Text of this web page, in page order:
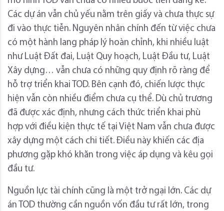
Các dự án vẫn chủ yếu nằm trên giấy và chưa thực sự
đi vào thực tiễn. Nguyên nhân chính đến từ việc chưa
có một hành lang pháp lý hoàn chỉnh, khi nhiều luật
như Luật Đất đai, Luật Quy hoạch, Luật Đầu tư, Luật
Xây dựng… vẫn chưa có những quy định rõ ràng để
hỗ trợ triển khai TOD. Bên cạnh đó, chiến lược thực
hiện vẫn còn nhiều điểm chưa cụ thể. Dù chủ trương
đã được xác định, nhưng cách thức triển khai phù
hợp với điều kiện thực tế tại Việt Nam vẫn chưa được
xây dựng một cách chi tiết. Điều này khiến các địa
phương gặp khó khăn trong việc áp dụng và kêu gọi
đầu tư.
Nguồn lực tài chính cũng là một trở ngại lớn. Các dự
án TOD thường cần nguồn vốn đầu tư rất lớn, trong